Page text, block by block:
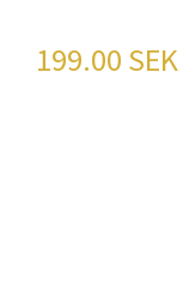
199.00 SEK